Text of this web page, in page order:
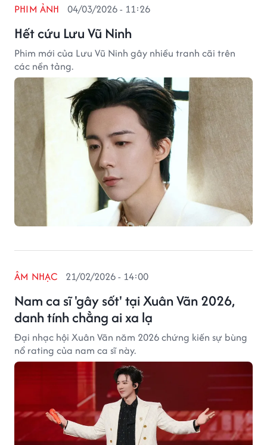
Hết cứu Lưu Vũ Ninh
PHIM ẢNH 04/03/2026 - 11:26
Phim mới của Lưu Vũ Ninh gây nhiều tranh cãi trên
các nền tảng.
Nam ca sĩ 'gây sốt' tại Xuân Vãn 2026,
danh tính chẳng ai xa lạ
ÂM NHẠC 21/02/2026 - 14:00
Đại nhạc hội Xuân Vãn năm 2026 chứng kiến sự bùng
nổ rating của nam ca sĩ này.